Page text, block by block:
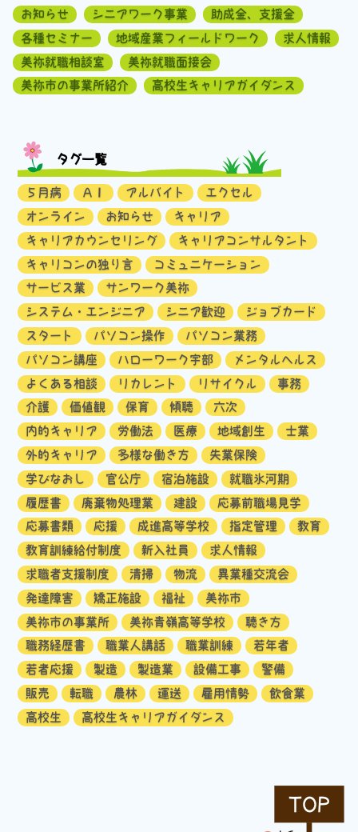
お知らせ シニアワーク事業
助成金、支援金
各種セミナー
地域産業フィールドワーク
求人情報
美祢就職相談室
美祢就職面接会
美祢市の事業所紹介
高校生キャリアガイダンス
タグ一覧
５月病 ＡＩ アルバイト
エクセル
オンライン
お知らせ
キャリア
キャリアカウンセリング
キャリアコンサルタント
キャリコンの独り言
コミュニケーション
サービス業
サンワーク美祢
システム・エンジニア
シニア歓迎
ジョブカード
スタート
パソコン操作
パソコン業務
パソコン講座
ハローワーク宇部
メンタルヘルス
よくある相談
リカレント リサイクル
事務
介護
価値観 保育 傾聴
六次
内的キャリア
労働法 医療 地域創生
士業
外的キャリア
多様な働き方
失業保険
学びなおし
官公庁 宿泊施設
就職氷河期
履歴書
廃棄物処理業 建設
応募前職場見学
応募書類
応援 成進高等学校 指定管理
教育
教育訓練給付制度
新入社員
求人情報
求職者支援制度
清掃 物流
異業種交流会
発達障害
矯正施設 福祉
美祢市
美祢市の事業所
美祢青嶺高等学校
聴き方
職務経歴書
職業人講話 職業訓練
若年者
若者応援
製造 製造業 設備工事
警備
販売
転職 農林 運送 雇用情勢
飲食業
高校生
高校生キャリアガイダンス
TOP